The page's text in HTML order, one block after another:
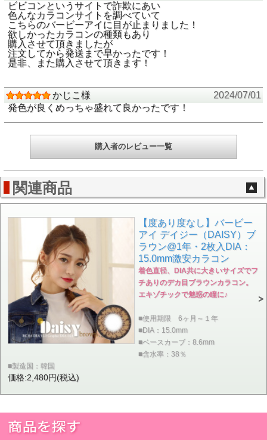
ビビコンというサイトで詐欺にあい
色んなカラコンサイトを調べていて
こちらのバービーアイに目が止まりました！
欲しかったカラコンの種類もあり
購入させて頂きましたが
注文してから発送まで早かったです！
是非、また購入させて頂きます！
かじこ様
2024/07/01
発色が良くめっちゃ盛れて良かったです！
購入者のレビュー一覧
関連商品
【度あり度なし】バービー
アイ デイジー（DAISY）ブ
ラウン@1年・2枚入DIA：
15.0mm激安カラコン
着色直径、DIA共に大きいサイズでフ
チありのデカ目ブラウンカラコン。
エキゾチックで魅惑の瞳に♪
■使用期限 6ヶ月～１年
■DIA：15.0mm
■ベースカーブ：8.6mm
■含水率：38％
■製造国：韓国
価格:2,480円(税込)